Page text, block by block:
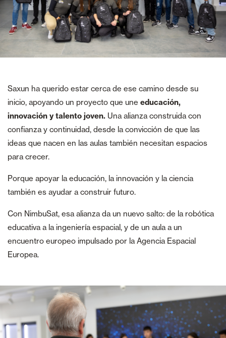
Saxun ha querido estar cerca de ese camino desde su
inicio, apoyando un proyecto que une educación,
innovación y talento joven. Una alianza construida con
confianza y continuidad, desde la convicción de que las
ideas que nacen en las aulas también necesitan espacios
para crecer.
Porque apoyar la educación, la innovación y la ciencia
también es ayudar a construir futuro.
Con NimbuSat, esa alianza da un nuevo salto: de la robótica
educativa a la ingeniería espacial, y de un aula a un
encuentro europeo impulsado por la Agencia Espacial
Europea.